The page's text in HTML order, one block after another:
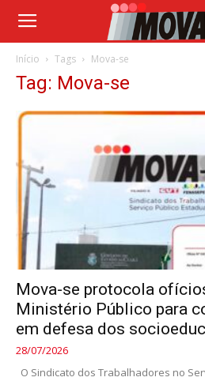
Início Tags Mova-se
Tag: Mova-se
Mova-se protocola
Ministério Público para
em defesa dos
28/07/2026
O Sindicato dos Trabalhadores no